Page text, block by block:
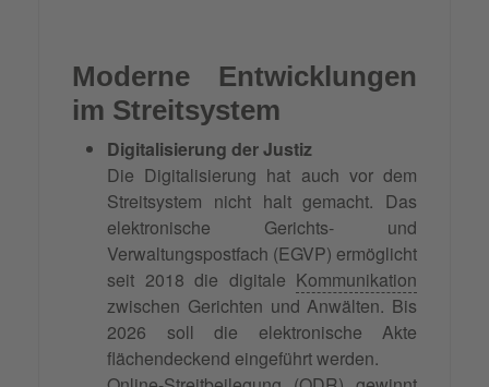
Moderne Entwicklungen
im Streitsystem
Digitalisierung der Justiz
Die Digitalisierung hat auch vor dem
Streitsystem nicht halt gemacht. Das
elektronische Gerichts- und
Verwaltungspostfach (EGVP) ermöglicht
seit 2018 die digitale Kommunikation
zwischen Gerichten und Anwälten. Bis
2026 soll die elektronische Akte
flächendeckend eingeführt werden.